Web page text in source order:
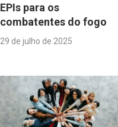
EPIs para os
combatentes do fogo
29 de julho de 2025